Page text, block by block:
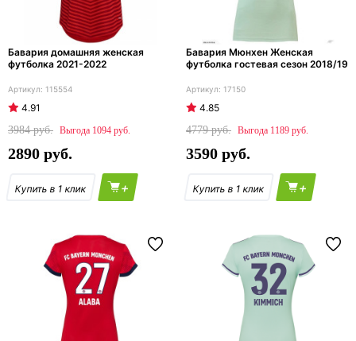
Бавария домашняя женская
футболка 2021-2022
115554
4.91
3984
1094
2890
+
Бавария Мюнхен Женская
футболка гостевая сезон 2018/19
17150
4.85
4779
1189
3590
+